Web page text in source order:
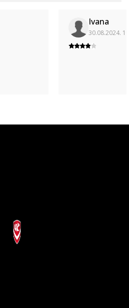
Ivana
30.08.2024.